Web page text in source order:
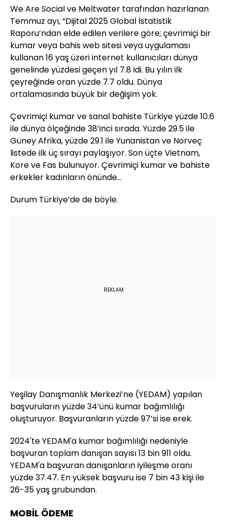
We Are Social ve Meltwater tarafından hazırlanan
Temmuz ayı, “Dijital 2025 Global İstatistik
Raporu’ndan elde edilen verilere göre; çevrimiçi bir
kumar veya bahis web sitesi veya uygulaması
kullanan 16 yaş üzeri internet kullanıcıları dünya
genelinde yüzdesi geçen yıl 7.8 idi. Bu yılın ilk
çeyreğinde oran yüzde 7.7 oldu. Dünya
ortalamasında büyük bir değişim yok.
Çevrimiçi kumar ve sanal bahiste Türkiye yüzde 10.6
ile dünya ölçeğinde 38’inci sırada. Yüzde 29.5 ile
Güney Afrika, yüzde 29.1 ile Yunanistan ve Norveç
listede ilk üç sırayı paylaşıyor. Son üçte Vietnam,
Kore ve Fas bulunuyor. Çevrimiçi kumar ve bahiste
erkekler kadınların önünde…
Durum Türkiye’de de böyle.
REKLAM
Yeşilay Danışmanlık Merkezi’ne (YEDAM) yapılan
başvuruların yüzde 34’ünü kumar bağımlılığı
oluşturuyor. Başvuranların yüzde 97’si ise erek.
2024'te YEDAM'a kumar bağımlılığı nedeniyle
başvuran toplam danışan sayısı 13 bin 911 oldu.
YEDAM'a başvuran danışanların iyileşme oranı
yüzde 37.47. En yüksek başvuru ise 7 bin 43 kişi ile
26-35 yaş grubundan.
MOBİL ÖDEME